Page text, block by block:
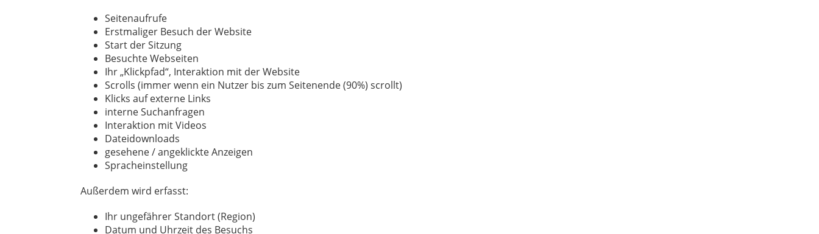
Seitenaufrufe
Erstmaliger Besuch der Website
Start der Sitzung
Besuchte Webseiten
Ihr „Klickpfad“, Interaktion mit der Website
Scrolls (immer wenn ein Nutzer bis zum Seitenende (90%) scrollt)
Klicks auf externe Links
interne Suchanfragen
Interaktion mit Videos
Dateidownloads
gesehene / angeklickte Anzeigen
Spracheinstellung
Außerdem wird erfasst:
Ihr ungefährer Standort (Region)
Datum und Uhrzeit des Besuchs